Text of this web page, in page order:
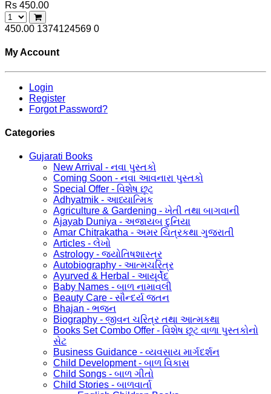
Rs 450.00
450.00 1374124569 0
My Account
Login
Register
Forgot Password?
Categories
Gujarati Books
New Arrival - નવા પુસ્તકો
Coming Soon - નવા આવનારા પુસ્તકો
Special Offer - વિશેષ છૂટ
Adhyatmik - આધ્યાત્મિક
Agriculture & Gardening - ખેતી તથા બાગવાની
Ajayab Duniya - અજાયબ દુનિયા
Amar Chitrakatha - અમર ચિત્રકથા ગુજરાતી
Articles - લેખો
Astrology - જ્યોતિષશાસ્ત્ર
Autobiography - આત્મચરિત્ર
Ayurved & Herbal - આયૂર્વેદ
Baby Names - બાળ નામાવલી
Beauty Care - સૌન્દર્ય જતન
Bhajan - ભજન
Biography - જીવન ચરિત્ર તથા આત્મકથા
Books Set Combo Offer - વિશેષ છૂટ વાળા પુસ્તકોનો
સેટ
Business Guidance - વ્યવસાય માર્ગદર્શન
Child Development - બાળ વિકાસ
Child Songs - બાળ ગીતો
Child Stories - બાળવાર્તા